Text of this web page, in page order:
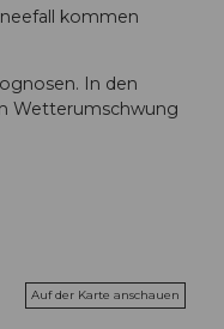
kommen
In den
Wetterumschwung
Auf der Karte anschauen